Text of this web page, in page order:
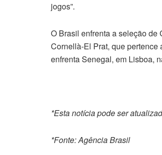
jogos”.
O Brasil enfrenta a seleção de
Cornellà-El Prat, que
enfrenta Senegal, em Lisboa,
*Esta notícia pode ser
*Fonte: Agência Brasil